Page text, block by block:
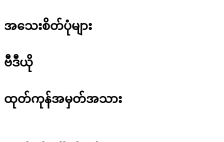
အသေးစိတ်ပုံများ
ဗီဒီယို
ထုတ်ကုန်အမှတ်အသား